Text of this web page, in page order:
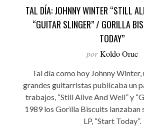
TAL DÍA: JOHNNY WINTER “STILL
“GUITAR SLINGER” / GORILLA
TODAY”
por Koldo Orue
Tal día como hoy Johnny Winter,
grandes guitarristas publicaba un
trabajos, “Still Alive And Well” y
1989 los Gorilla Biscuits lanzaban
LP, “Start Today”.